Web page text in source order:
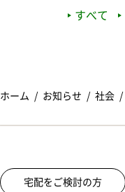
すべて
ホーム お知らせ 社会
宅配をご検討の方